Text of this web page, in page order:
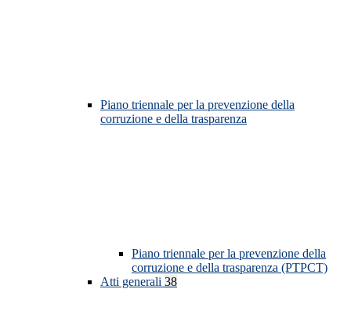
Piano triennale per la prevenzione della
corruzione e della trasparenza
Piano triennale per la prevenzione della
corruzione e della trasparenza (PTPCT)
Atti generali 38